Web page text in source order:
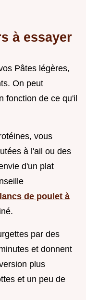
à essayer
Pâtes légères,
On peut
fonction de ce qu'il
vous
à l'ail ou des
d'un plat
de poulet à
par des
et donnent
plus
et un peu de